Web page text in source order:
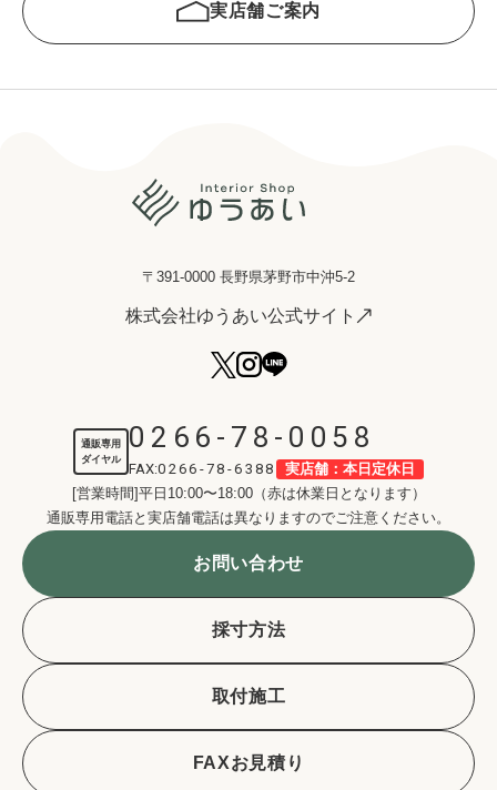
実店舗ご案内
〒391-0000 長野県茅野市中沖5-2
株式会社ゆうあい公式サイト
通販専用
ダイヤル
0266-78-0058
FAX:0266-78-6388
実店舗：本日定休日
[営業時間]平日10:00〜18:00（赤は休業日となります）
通販専用電話と実店舗電話は異なりますのでご注意ください。
お問い合わせ
採寸方法
取付施工
FAXお見積り